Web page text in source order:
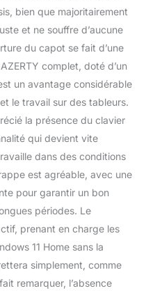
bien que majoritairement
et ne souffre d’aucune
du capot se fait d’une
complet, doté d’un
un avantage considérable
le travail sur des tableurs.
la présence du clavier
qui devient vite
dans des conditions
est agréable, avec une
pour garantir un bon
périodes. Le
prenant en charge les
11 Home sans la
simplement, comme
remarquer, l’absence